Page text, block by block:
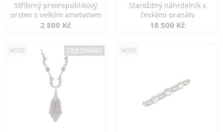
Stříbrný prvorepublikový
prsten s velkým ametystem
2 800 Kč
Starožitný náhrdelník s
českými granáty
18 500 Kč
NOVÉ OBJEDNÁNO NOVÉ